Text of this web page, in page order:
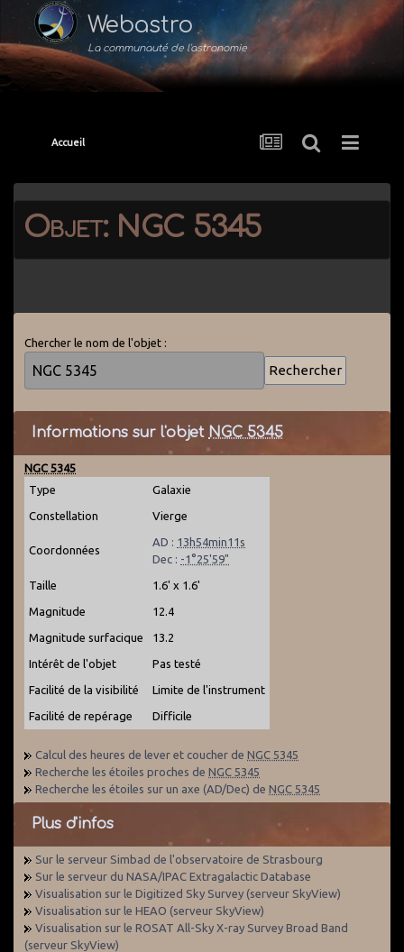
Webastro
La communauté de l'astronomie
Accueil
Objet: NGC 5345
Chercher le nom de l'objet :
Informations sur l'objet NGC 5345
NGC 5345
Type
Galaxie
Constellation Vierge
Coordonnées
AD : 13h54min11s
Dec : -1°25'59"
Taille 1.6' x 1.6'
Magnitude 12.4
Magnitude surfacique 13.2
Intérêt de l'objet Pas testé
Facilité de la visibilité Limite de l'instrument
Facilité de repérage Difficile
Calcul des heures de lever et coucher de NGC 5345
Recherche les étoiles proches de NGC 5345
Recherche les étoiles sur un axe (AD/Dec) de NGC 5345
Plus d'infos
Sur le serveur Simbad de l'observatoire de Strasbourg
Sur le serveur du NASA/IPAC Extragalactic Database
Visualisation sur le Digitized Sky Survey (serveur SkyView)
Visualisation sur le HEAO (serveur SkyView)
Visualisation sur le ROSAT All-Sky X-ray Survey Broad Band
(serveur SkyView)